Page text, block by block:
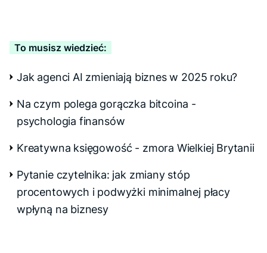
To musisz wiedzieć:
Jak agenci AI zmieniają biznes w 2025 roku?
Na czym polega gorączka bitcoina -
psychologia finansów
Kreatywna księgowość - zmora Wielkiej Brytanii
Pytanie czytelnika: jak zmiany stóp
procentowych i podwyżki minimalnej płacy
wpłyną na biznesy